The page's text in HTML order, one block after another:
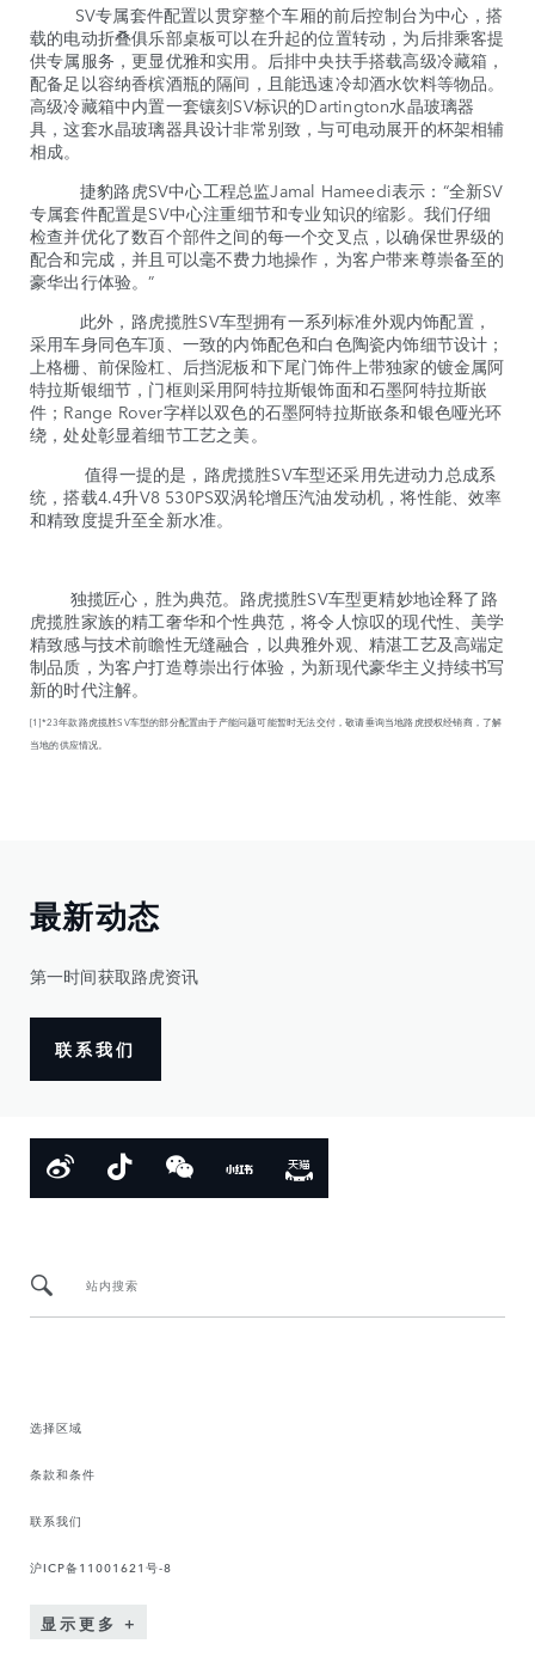
SV专属套件配置以贯穿整个车厢的前后控制台为中心，搭
载的电动折叠俱乐部桌板可以在升起的位置转动，为后排乘客提
供专属服务，更显优雅和实用。后排中央扶手搭载高级冷藏箱，
配备足以容纳香槟酒瓶的隔间，且能迅速冷却酒水饮料等物品。
高级冷藏箱中内置一套镶刻SV标识的Dartington水晶玻璃器
具，这套水晶玻璃器具设计非常别致，与可电动展开的杯架相辅
相成。
捷豹路虎SV中心工程总监Jamal Hameedi表示：“全新SV
专属套件配置是SV中心注重细节和专业知识的缩影。我们仔细
检查并优化了数百个部件之间的每一个交叉点，以确保世界级的
配合和完成，并且可以毫不费力地操作，为客户带来尊崇备至的
豪华出行体验。”
此外，路虎揽胜SV车型拥有一系列标准外观内饰配置，
采用车身同色车顶、一致的内饰配色和白色陶瓷内饰细节设计；
上格栅、前保险杠、后挡泥板和下尾门饰件上带独家的镀金属阿
特拉斯银细节，门框则采用阿特拉斯银饰面和石墨阿特拉斯嵌
件；Range Rover字样以双色的石墨阿特拉斯嵌条和银色哑光环
绕，处处彰显着细节工艺之美。
值得一提的是，路虎揽胜SV车型还采用先进动力总成系
统，搭载4.4升V8 530PS双涡轮增压汽油发动机，将性能、效率
和精致度提升至全新水准。
独揽匠心，胜为典范。路虎揽胜SV车型更精妙地诠释了路
虎揽胜家族的精工奢华和个性典范，将令人惊叹的现代性、美学
精致感与技术前瞻性无缝融合，以典雅外观、精湛工艺及高端定
制品质，为客户打造尊崇出行体验，为新现代豪华主义持续书写
新的时代注解。
[1]*23年款路虎揽胜SV车型的部分配置由于产能问题可能暂时无法交付，敬请垂询当地路虎授权经销商，了解
当地的供应情况。
最新动态
第一时间获取路虎资讯
联系我们
站内搜索
选择区域
条款和条件
联系我们
沪ICP备11001621号-8
显示更多